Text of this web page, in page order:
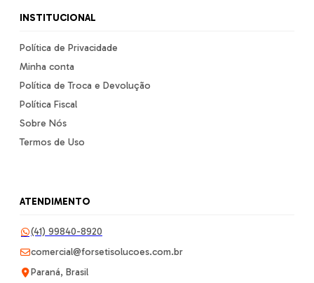
INSTITUCIONAL
Política de Privacidade
Minha conta
Política de Troca e Devolução
Política Fiscal
Sobre Nós
Termos de Uso
ATENDIMENTO
(41) 99840-8920
comercial@forsetisolucoes.com.br
Paraná, Brasil